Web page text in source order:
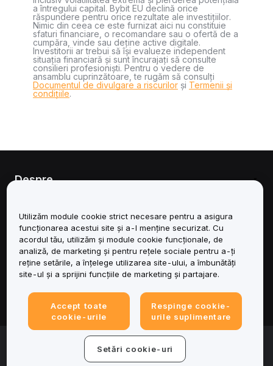
a întregului capital. Bybit EU declină orice
răspundere pentru orice rezultate ale investițiilor.
Nimic din ceea ce este furnizat aici nu constituie
sfaturi financiare, o recomandare sau o ofertă de a
cumpăra, vinde sau deține active digitale.
Investitorii ar trebui să își evalueze independent
situația financiară și sunt încurajați să consulte
consilieri profesioniști. Pentru o vedere de
ansamblu cuprinzătoare, te rugăm să consulți
Documentul de divulgare a riscurilor și Termenii și
condițiile.
Despre
Asistență
Produse
Juridic
© 2025-2026 Bybit.eu. Toate drepturile rezervate.
Condițiile de utilizare a serviciului
Termene de
Utilizăm module cookie strict necesare pentru a asigura
funcționarea acestui site și a-l menține securizat. Cu
acordul tău, utilizăm și module cookie funcționale, de
analiză, de marketing și pentru rețele sociale pentru a-ți
reține setările, a înțelege utilizarea site-ului, a îmbunătăți
site-ul și a sprijini funcțiile de marketing și partajare.
Accept toate
cookie-urile
Respinge cookie-
urile suplimentare
Setări cookie-uri